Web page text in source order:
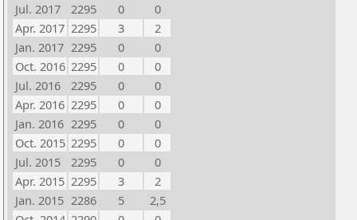
Jul. 2017
2295 0
0
Apr. 2017 2295 3
2
Jan. 2017 2295 0
0
Oct. 2016 2295 0
0
Jul. 2016
2295 0
0
Apr. 2016 2295 0
0
Jan. 2016 2295 0
0
Oct. 2015 2295 0
0
Jul. 2015
2295 0
0
Apr. 2015 2295 3
2
Jan. 2015 2286 5
2,5